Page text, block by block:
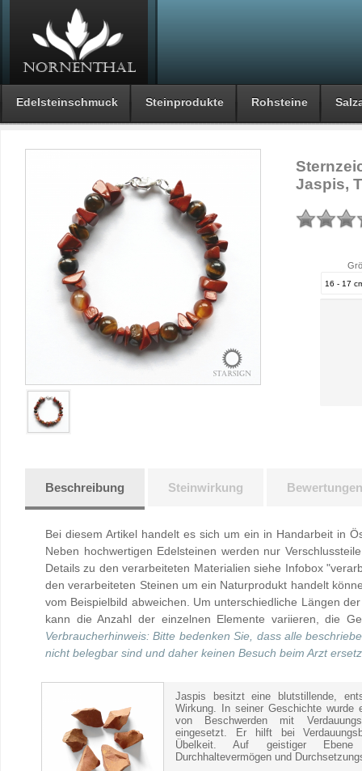
Edelsteinschmuck Steinprodukte Rohsteine
Jaspis,
Beschreibung Steinwirkung Bewertungen
Bei diesem Artikel handelt es sich um ein in Handarbeit in
Neben hochwertigen Edelsteinen werden nur
Details zu den verarbeiteten Materialien siehe Infobox
den verarbeiteten Steinen um ein Naturprodukt handelt
vom Beispielbild abweichen. Um unterschiedliche Längen
kann die Anzahl der einzelnen Elemente variieren, die
Verbraucherhinweis: Bitte bedenken Sie, dass alle
nicht belegbar sind und daher keinen Besuch beim Arzt
Jaspis besitzt eine blutstillende,
Wirkung. In seiner Geschichte wurde
von Beschwerden mit
eingesetzt. Er hilft bei
Übelkeit. Auf geistiger
Durchhaltevermögen und